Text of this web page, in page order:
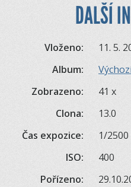
DALŠÍ
Vloženo:
11. 5.
Album:
Zobrazeno:
41 x
Clona:
13.0
Čas expozice:
1/2500
ISO:
400
Pořízeno: